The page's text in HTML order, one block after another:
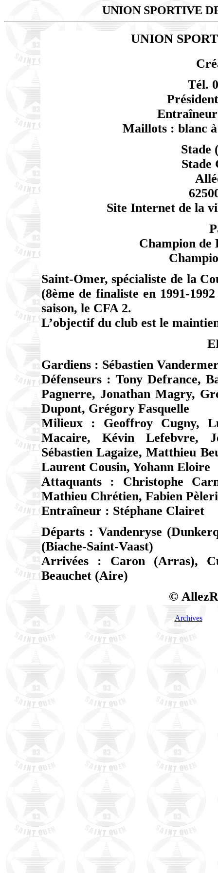
UNION SPORTIVE
UNION
Tél.
Maillots : blanc
Stade
Stade
Site Internet de la
Champion de
Saint-Omer, spécialiste de la
(8ème de finaliste en 1991-
saison, le CFA 2.
L’objectif du club est le
Gardiens : Sébastien
Défenseurs : Tony Defrance,
Pagnerre, Jonathan Magry,
Dupont, Grégory Fasquelle
Milieux : Geoffroy Cugny,
Macaire, Kévin Lefebvre,
Sébastien Lagaize, Matthieu
Laurent Cousin, Yohann Eloire
Attaquants : Christophe
Mathieu Chrétien, Fabien
Entraîneur : Stéphane Clairet
Départs : Vandenryse
(Biache-Saint-Vaast)
Arrivées : Caron (Arras),
Beauchet (Aire)
©
Archives